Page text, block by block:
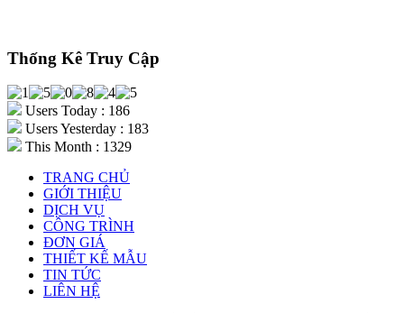
Thống Kê Truy Cập
Users Today : 186
Users Yesterday : 183
This Month : 1329
TRANG CHỦ
GIỚI THIỆU
DỊCH VỤ
CÔNG TRÌNH
ĐƠN GIÁ
THIẾT KẾ MẪU
TIN TỨC
LIÊN HỆ